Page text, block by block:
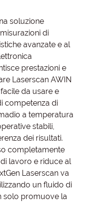
soluzione
di
avanzate e al
prestazioni e
Laserscan AWIN
da usare e
competenza di
a temperatura
stabili,
dei risultati.
completamente
lavoro e riduce al
Laserscan va
un fluido di
solo promuove la